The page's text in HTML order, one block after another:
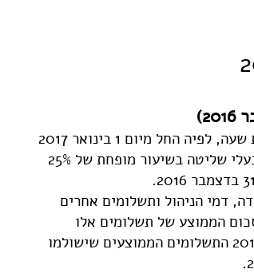
ועדת הכספים של הכנסת אישרה בסוף שבוע שעבר הוראת שעה, לפיה החל מיום 1 בינואר 2017
ועד ליום 30 בספטמבר 2017 תתאפשר חלוקת דיבידנד לבעלי שליטה בשיעור מופחת של 25%
דמי הניהול ותשלומים אחרים
2017-2019 לא יפחת מהסכום הממוצע של תשלומים אלו
בשנים 2015-2016. כלומר יש להקפיד כי בשנים 2017-2019 התשלומים הממוצעים שישולמו